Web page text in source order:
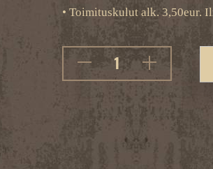
• Toimituskulut alk. 3,50eur.